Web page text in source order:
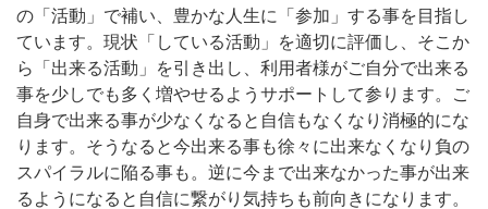
の「活動」で補い、豊かな人生に「参加」する事を目指し
ています。現状「している活動」を適切に評価し、そこか
ら「出来る活動」を引き出し、利用者様がご自分で出来る
事を少しでも多く増やせるようサポートして参ります。ご
自身で出来る事が少なくなると自信もなくなり消極的にな
ります。そうなると今出来る事も徐々に出来なくなり負の
スパイラルに陥る事も。逆に今まで出来なかった事が出来
るようになると自信に繋がり気持ちも前向きになります。